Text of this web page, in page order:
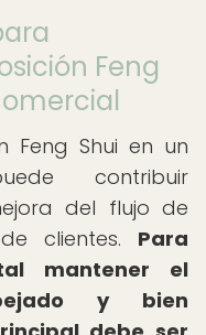
Feng
Feng Shui en un
contribuir
del flujo de
clientes. Para
mantener el
y bien